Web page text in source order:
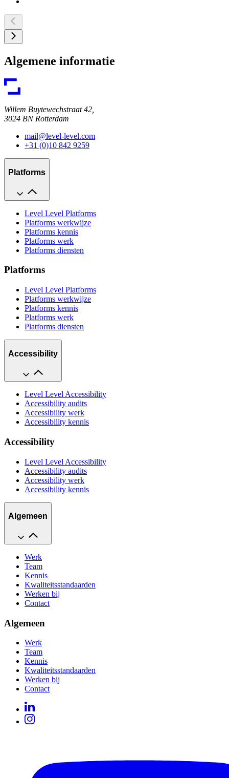
Algemene informatie
Willem Buytewechstraat 42,
3024 BN Rotterdam
mail@level-level.com
+31 (0)10 842 9259
Platforms
Level Level Platforms
Platforms werkwijze
Platforms kennis
Platforms werk
Platforms diensten
Platforms
Level Level Platforms
Platforms werkwijze
Platforms kennis
Platforms werk
Platforms diensten
Accessibility
Level Level Accessibility
Accessibility audits
Accessibility werk
Accessibility kennis
Accessibility
Level Level Accessibility
Accessibility audits
Accessibility werk
Accessibility kennis
Algemeen
Werk
Team
Kennis
Kwaliteitsstandaarden
Werken bij
Contact
Algemeen
Werk
Team
Kennis
Kwaliteitsstandaarden
Werken bij
Contact